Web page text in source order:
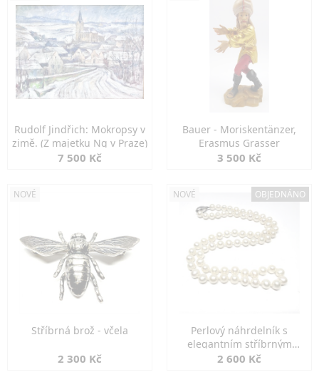
Rudolf Jindřich: Mokropsy v
zimě. (Z majetku Ng v Praze)
7 500 Kč
Bauer - Moriskentänzer,
Erasmus Grasser
3 500 Kč
NOVÉ
Stříbrná brož - včela
2 300 Kč
NOVÉ OBJEDNÁNO
Perlový náhrdelník s
elegantním stříbrným
zapínáním
2 600 Kč